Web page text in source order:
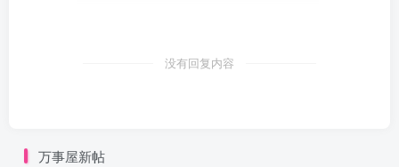
没有回复内容
万事屋新帖